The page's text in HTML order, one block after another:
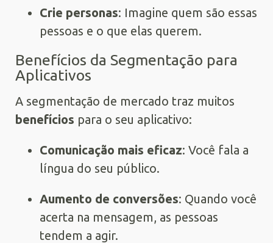
Crie personas: Imagine quem são essas
pessoas e o que elas querem.
Benefícios da Segmentação para
Aplicativos
A segmentação de mercado traz muitos
benefícios para o seu aplicativo:
Comunicação mais eficaz: Você fala a
língua do seu público.
Aumento de conversões: Quando você
acerta na mensagem, as pessoas
tendem a agir.